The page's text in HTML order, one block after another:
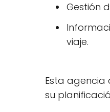
Gestión
viaje.
Esta agencia
su